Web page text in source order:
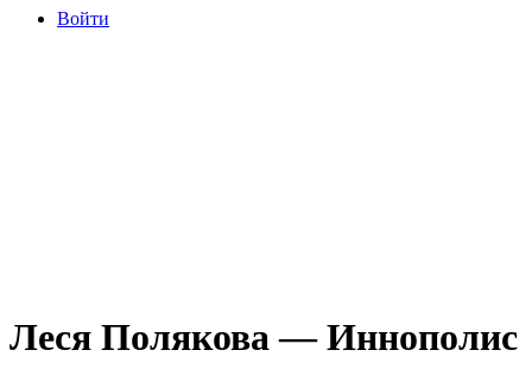
Войти
Леся Полякова — Иннополис